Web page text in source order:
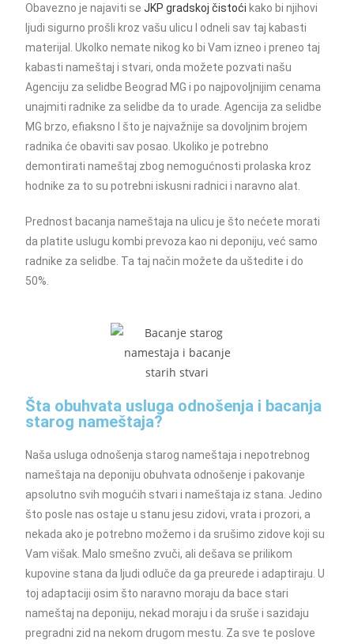
Obavezno je najaviti seJKP gradskoj čistoći kako bi njihovi
ljudi sigurno prošli kroz vašu ulicu I odneli sav taj kabasti
materijal. Ukolko nemate nikog ko bi Vam izneo i preneo taj
kabasti nameštaj i stvari, onda možete pozvati našu
Agenciju za selidbe Beograd MG i po najpovoljnijim cenama
unajmiti radnike za selidbe da to urade. Agencija za selidbe
MG brzo, efiaksno I što je najvažnije sa dovoljnim brojem
radnika će obaviti sav posao. Ukoliko je potrebno
demontirati nameštaj zbog nemogućnosti prolaska kroz
hodnike za to su potrebni iskusni radnici i naravno alat.
Prednost bacanja nameštaja na ulicu je što nećete morati
da platite uslugu kombi prevoza kao ni deponiju, već samo
radnike za selidbe. Ta taj način možete da uštedite i do
50%.
Šta obuhvata usluga odnošenja i bacanja
starog nameštaja?
Naša usluga odnošenja starog nameštaja i nepotrebnog
nameštaja na deponiju obuhvata odnošenje i pakovanje
apsolutno svih mogućih stvari i nameštaja iz stana. Jedino
što posle nas ostaje u stanu jesu zidovi, vrata i prozori, a
nekada ako je potrebno možemo i da srušimo zidove koji su
Vam višak. Malo smešno zvuči, ali dešava se prilikom
kupovine stana da ljudi odluče da ga preurede i adaptiraju. U
toj adaptaciji osim što naravno moraju da bace stari
nameštaj na deponiju, nekad moraju i da sruše i sazidaju
pregradni zid na nekom drugom mestu. Za sve te poslove